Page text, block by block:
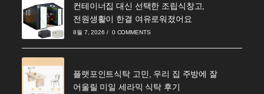
컨테이너집 대신 선택한 조립식창고,
전원생활이 한결 여유로워졌어요
8월 7, 2026 / 0 COMMENTS
플랫포인트식탁 고민, 우리 집 주방에 잘
어울릴 미일 세라믹 식탁 후기